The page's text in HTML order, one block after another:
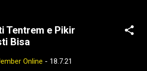
kopi
jember,jember ini hari,kopi
Tentrem e Pikir
Bisa
Online - 18.7.21